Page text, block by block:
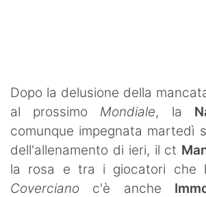
Contatti
Dopo la delusione della
al prossimo Mondiale, la
comunque impegnata martedì
dell'allenamento di ieri, il ct
la rosa e tra i giocatori che
Coverciano c'è anche